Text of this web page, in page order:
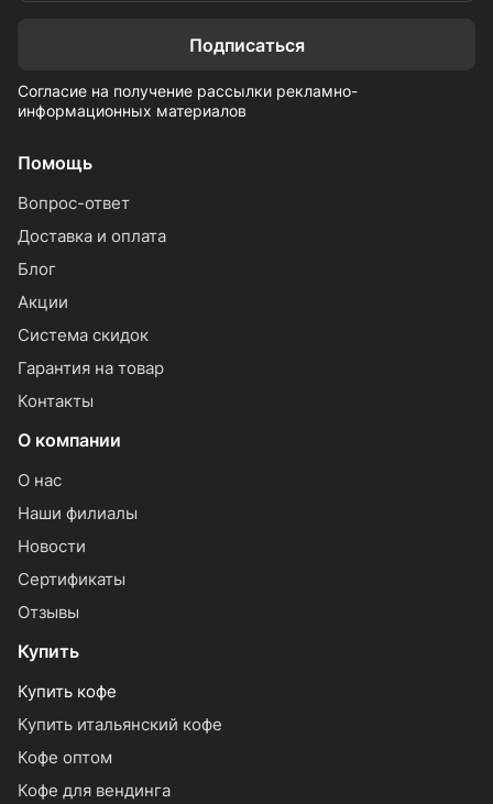
Подписаться
Согласие на получение рассылки рекламно-
информационных материалов
Помощь
Вопрос-ответ
Доставка и оплата
Блог
Акции
Система скидок
Гарантия на товар
Контакты
О компании
О нас
Наши филиалы
Новости
Сертификаты
Отзывы
Купить
Купить кофе
Купить итальянский кофе
Кофе оптом
Кофе для вендинга